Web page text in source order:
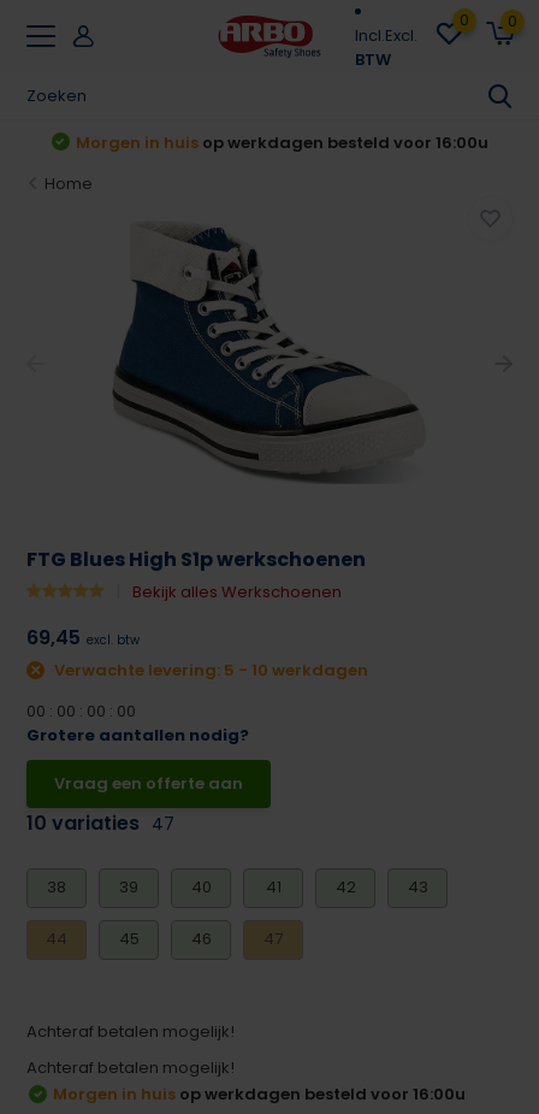
Incl.Excl.
BTW
0 0
Achteraf betalenKlarna & Riverty
Home
FTG Blues High S1p werkschoenen
Bekijk alles Werkschoenen
69,45 excl. btw
Verwachte levering: 5 - 10 werkdagen
00 : 00 : 00 : 00
Grotere aantallen nodig?
Vraag een offerte aan
10 variaties 47
38 39 40 41 42 43
44 45 46 47
Achteraf betalen mogelijk!
Achteraf betalen mogelijk!
Morgen in huis op werkdagen besteld voor 16:00u